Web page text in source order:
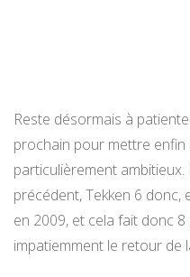
Reste désormais à
prochain pour mettre enfin
particulièrement ambitieux.
précédent, Tekken 6 donc,
en 2009, et cela fait donc
impatiemment le retour de